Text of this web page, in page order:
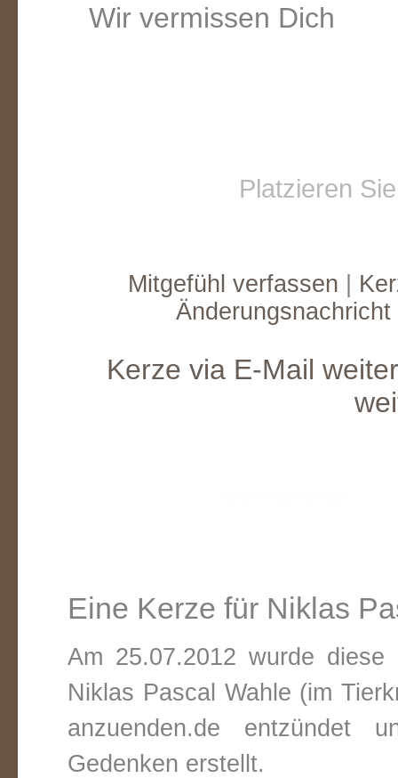
Wir vermissen Dich
Platzieren
Mitgefühl verfassen
Kerze via E-Mail
Eine Kerze für Niklas
Am 25.07.2012 wurde
Niklas Pascal Wahle (im
anzuenden.de entzündet
Gedenken erstellt.